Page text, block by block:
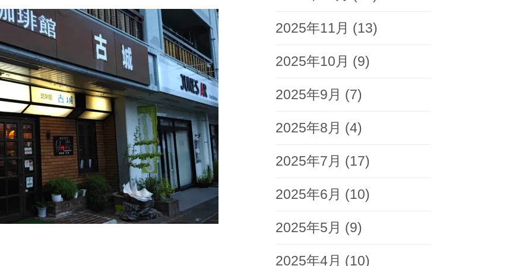
2025年11月 (13)
2025年10月 (9)
2025年9月 (7)
2025年8月 (4)
2025年7月 (17)
2025年6月 (10)
2025年5月 (9)
2025年4月 (10)